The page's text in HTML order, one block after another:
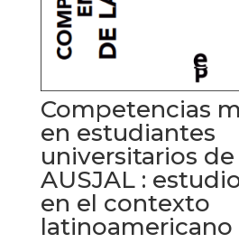
Competencias
en estudiantes
universitarios
AUSJAL :
en el contexto
latinoamericano